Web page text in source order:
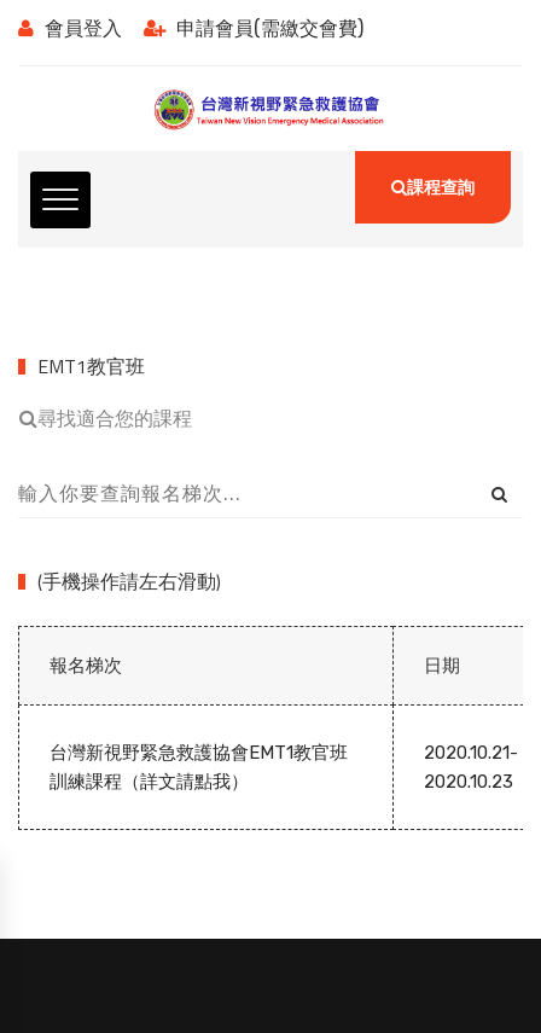
會員登入 申請會員(需繳交會費)
課程查詢
EMT1教官班
尋找適合您的課程
(手機操作請左右滑動)
報名梯次 日期
台灣新視野緊急救護協會EMT1教官班
訓練課程（詳文請點我）
2020.10.21-
2020.10.23